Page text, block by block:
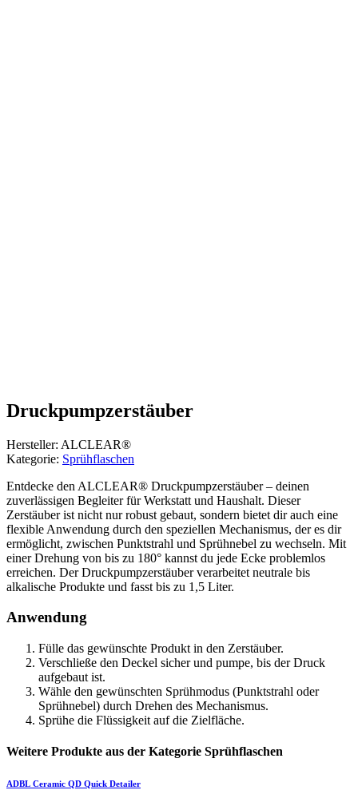
Druckpumpzerstäuber
Hersteller: ALCLEAR®
Kategorie: Sprühflaschen
Entdecke den ALCLEAR® Druckpumpzerstäuber – deinen
zuverlässigen Begleiter für Werkstatt und Haushalt. Dieser
Zerstäuber ist nicht nur robust gebaut, sondern bietet dir auch eine
flexible Anwendung durch den speziellen Mechanismus, der es dir
ermöglicht, zwischen Punktstrahl und Sprühnebel zu wechseln. Mit
einer Drehung von bis zu 180° kannst du jede Ecke problemlos
erreichen. Der Druckpumpzerstäuber verarbeitet neutrale bis
alkalische Produkte und fasst bis zu 1,5 Liter.
Anwendung
Fülle das gewünschte Produkt in den Zerstäuber.
Verschließe den Deckel sicher und pumpe, bis der Druck
aufgebaut ist.
Wähle den gewünschten Sprühmodus (Punktstrahl oder
Sprühnebel) durch Drehen des Mechanismus.
Sprühe die Flüssigkeit auf die Zielfläche.
Weitere Produkte aus der Kategorie Sprühflaschen
ADBL Ceramic QD Quick Detailer